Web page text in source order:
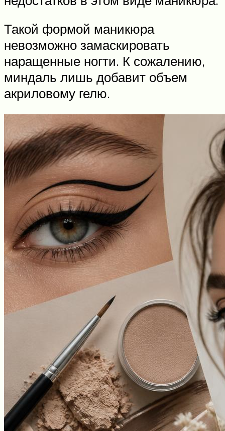
Такой формой маникюра
невозможно замаскировать
наращенные ногти. К сожалению,
миндаль лишь добавит объем
акриловому гелю.